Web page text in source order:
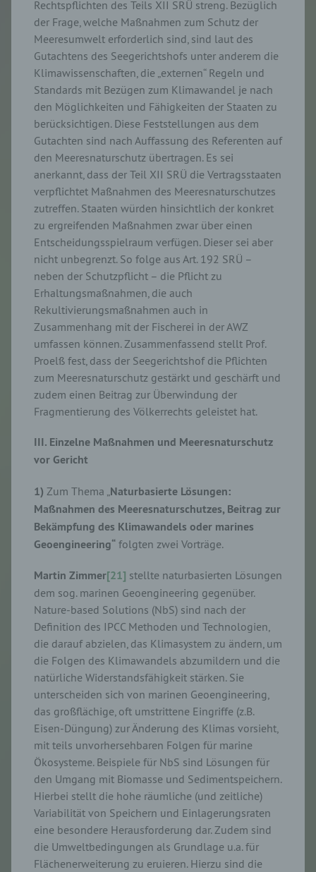
Rechtspflichten des Teils XII SRÜ streng. Bezüglich
der Frage, welche Maßnahmen zum Schutz der
Meeresumwelt erforderlich sind, sind laut des
Gutachtens des Seegerichtshofs unter anderem die
Klimawissenschaften, die „externen“ Regeln und
Standards mit Bezügen zum Klimawandel je nach
den Möglichkeiten und Fähigkeiten der Staaten zu
berücksichtigen. Diese Feststellungen aus dem
Gutachten sind nach Auffassung des Referenten auf
den Meeresnaturschutz übertragen. Es sei
anerkannt, dass der Teil XII SRÜ die Vertragsstaaten
verpflichtet Maßnahmen des Meeresnaturschutzes
zutreffen. Staaten würden hinsichtlich der konkret
zu ergreifenden Maßnahmen zwar über einen
Entscheidungsspielraum verfügen. Dieser sei aber
nicht unbegrenzt. So folge aus Art. 192 SRÜ –
neben der Schutzpflicht – die Pflicht zu
Erhaltungsmaßnahmen, die auch
Rekultivierungsmaßnahmen auch in
Zusammenhang mit der Fischerei in der AWZ
umfassen können. Zusammenfassend stellt Prof.
Proelß fest, dass der Seegerichtshof die Pflichten
zum Meeresnaturschutz gestärkt und geschärft und
zudem einen Beitrag zur Überwindung der
Fragmentierung des Völkerrechts geleistet hat.
III. Einzelne Maßnahmen und Meeresnaturschutz
vor Gericht
1) Zum Thema „ Naturbasierte Lösungen:
Maßnahmen des Meeresnaturschutzes, Beitrag zur
Bekämpfung des Klimawandels oder marines
Geoengineering“ folgten zwei Vorträge.
Martin Zimmer[21] stellte naturbasierten Lösungen
dem sog. marinen Geoengineering gegenüber.
Nature-based Solutions (NbS) sind nach der
Definition des IPCC Methoden und Technologien,
die darauf abzielen, das Klimasystem zu ändern, um
die Folgen des Klimawandels abzumildern und die
natürliche Widerstandsfähigkeit stärken. Sie
unterscheiden sich von marinen Geoengineering,
das großflächige, oft umstrittene Eingriffe (z.B.
Eisen-Düngung) zur Änderung des Klimas vorsieht,
mit teils unvorhersehbaren Folgen für marine
Ökosysteme. Beispiele für NbS sind Lösungen für
den Umgang mit Biomasse und Sedimentspeichern.
Hierbei stellt die hohe räumliche (und zeitliche)
Variabilität von Speichern und Einlagerungsraten
eine besondere Herausforderung dar. Zudem sind
die Umweltbedingungen als Grundlage u.a. für
Flächenerweiterung zu eruieren. Hierzu sind die